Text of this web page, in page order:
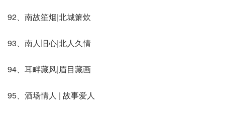
92、南故笙烟|北城箫炊
93、南人旧心|北人久情
94、耳畔藏风|眉目藏画
95、酒场情人 | 故事爱人